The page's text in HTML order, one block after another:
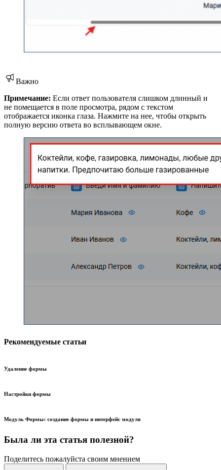
Важно
Примечание: Если ответ пользователя слишком длинный и
не помещается в поле просмотра, рядом с текстом
отображается иконка глаза. Нажмите на нее, чтобы открыть
полную версию ответа во всплывающем окне.
Рекомендуемые статьи
Удаление формы
Настройки формы
Модуль Формы: создание формы и интерфейс модуля
Была ли эта статья полезной?
Поделитесь пожалуйста своим мнением